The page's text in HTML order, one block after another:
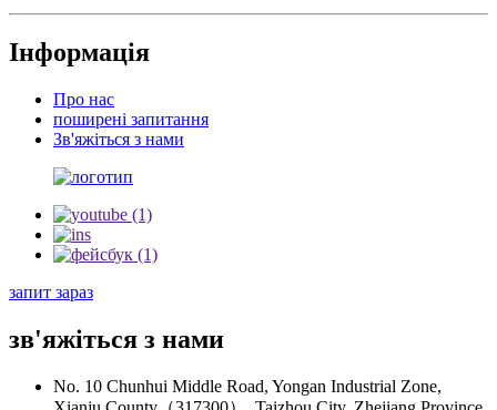
Інформація
Про нас
поширені запитання
Зв'яжіться з нами
запит зараз
зв'яжіться з нами
No. 10 Chunhui Middle Road, Yongan Industrial Zone,